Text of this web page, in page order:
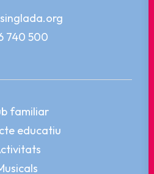
740 500
familiar
educatiu